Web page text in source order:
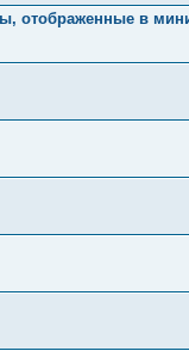
отображенные в